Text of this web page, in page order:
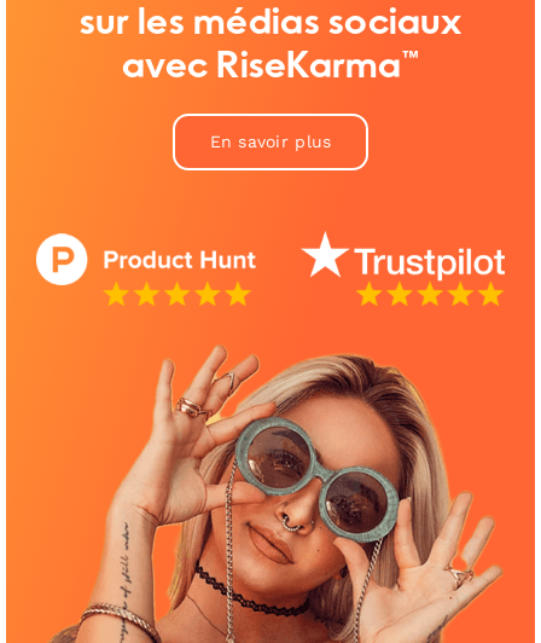
sur les médias sociaux
avec RiseKarma™
En savoir plus